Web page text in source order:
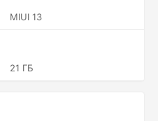
MIUI 13
21 ГБ